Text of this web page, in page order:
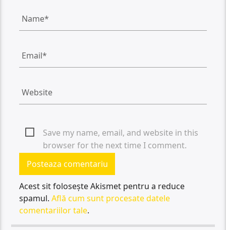
Save my name, email, and website in this
browser for the next time I comment.
Acest sit folosește Akismet pentru a reduce
spamul.Află cum sunt procesate datele
comentariilor tale.